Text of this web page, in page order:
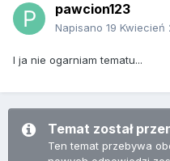
pawcion123
Napisano 19 Kwiecień
I ja nie ogarniam tematu...
Temat został
Ten temat przebywa